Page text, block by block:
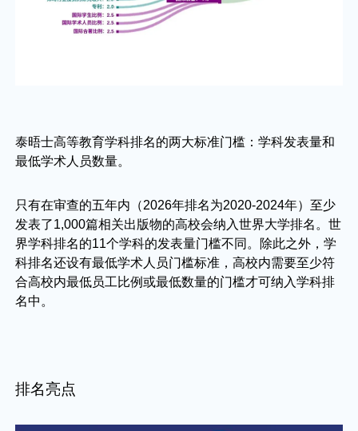
泰晤士高等教育学科排名的两大标准门槛：学科发表量和
最低学术人员数量。
只有在审查的五年内（2026年排名为2020-2024年）至少
发表了1,000篇相关出版物的高校会纳入世界大学排名。世
界学科排名的11个学科的发表量门槛不同。除此之外，学
科排名还设有最低学术人员门槛标准，高校内需要至少符
合高校内最低员工比例或最低数量的门槛才可纳入学科排
名中。
排名亮点